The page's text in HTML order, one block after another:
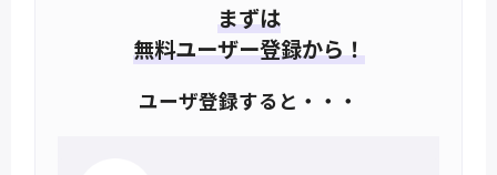
まずは
無料ユーザー登録から！
ユーザ登録すると・・・